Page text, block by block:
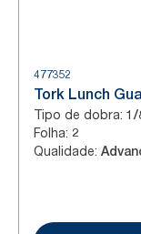
477352
Tork Lunch
Tipo de dobra: 1/
Folha: 2
Qualidade: